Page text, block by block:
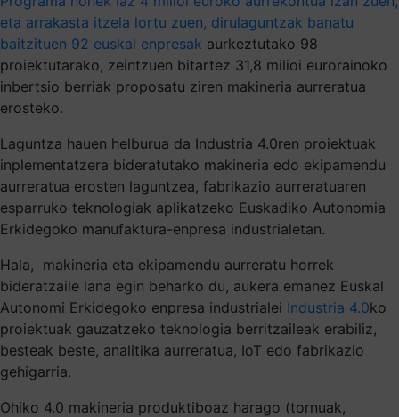
eta arrakasta itzela lortu zuen, dirulaguntzak banatu
baitzituen 92 euskal enpresak aurkeztutako 98
proiektutarako, zeintzuen bitartez 31,8 milioi eurorainoko
inbertsio berriak proposatu ziren makineria aurreratua
erosteko.
Laguntza hauen helburua da Industria 4.0ren proiektuak
inplementatzera bideratutako makineria edo ekipamendu
aurreratua erosten laguntzea, fabrikazio aurreratuaren
esparruko teknologiak aplikatzeko Euskadiko Autonomia
Erkidegoko manufaktura-enpresa industrialetan.
Hala, makineria eta ekipamendu aurreratu horrek
bideratzaile lana egin beharko du, aukera emanez Euskal
Autonomi Erkidegoko enpresa industrialei Industria 4.0ko
proiektuak gauzatzeko teknologia berritzaileak erabiliz,
besteak beste, analitika aurreratua, IoT edo fabrikazio
gehigarria.
Ohiko 4.0 makineria produktiboaz harago (tornuak,